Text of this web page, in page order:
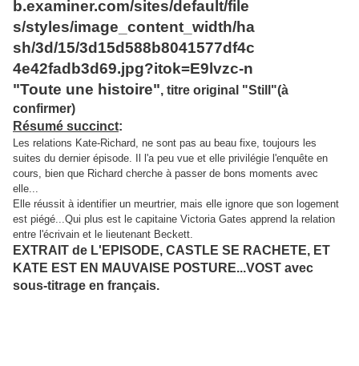
"Toute une histoire", titre original "Still"(à
confirmer)
Résumé succinct:
Les relations Kate-Richard, ne sont pas au beau fixe, toujours les
suites du dernier épisode. Il l'a peu vue et elle privilégie l'enquête en
cours, bien que Richard cherche à passer de bons moments avec
elle...
Elle réussit à identifier un meurtrier, mais elle ignore que son logement
est piégé...Qui plus est le capitaine Victoria Gates apprend la relation
entre l'écrivain et le lieutenant Beckett.
EXTRAIT de L'EPISODE, CASTLE SE RACHETE, ET
KATE EST EN MAUVAISE POSTURE...VOST avec
sous-titrage en français.